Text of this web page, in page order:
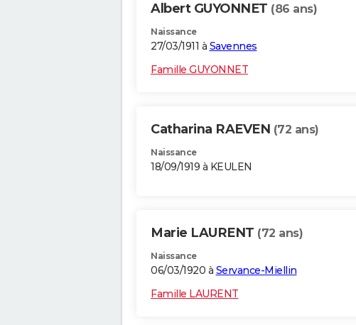
Albert GUYONNET (86 ans)
Naissance
27/03/1911 à Savennes
Famille GUYONNET
Catharina RAEVEN (72 ans)
Naissance
18/09/1919 à KEULEN
Marie LAURENT (72 ans)
Naissance
06/03/1920 à Servance-Miellin
Famille LAURENT